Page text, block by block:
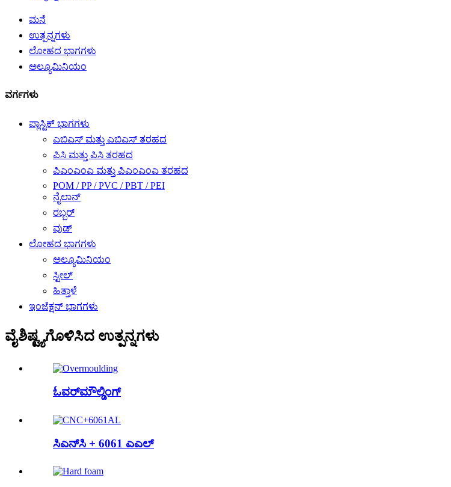
ಮನೆ
ಉತ್ಪನ್ನಗಳು
ಲೋಹದ ಭಾಗಗಳು
ಅಲ್ಯೂಮಿನಿಯಂ
ವರ್ಗಗಳು
ಪ್ಲಾಸ್ಟಿಕ್ ಭಾಗಗಳು
ಎಬಿಎಸ್ ಮತ್ತು ಎಬಿಎಸ್ ತರಹದ
ಪಿಸಿ ಮತ್ತು ಪಿಸಿ ತರಹದ
ಪಿಎಂಎಂಎ ಮತ್ತು ಪಿಎಂಎಂಎ ತರಹದ
POM / PP / PVC / PBT / PEI
ನೈಲಾನ್
ರಬ್ಬರ್
ವುಡ್
ಲೋಹದ ಭಾಗಗಳು
ಅಲ್ಯೂಮಿನಿಯಂ
ಸ್ಟೀಲ್
ಹಿತ್ತಾಳೆ
ಇಂಜೆಕ್ಷನ್ ಭಾಗಗಳು
ವೈಶಿಷ್ಟ್ಯಗೊಳಿಸಿದ ಉತ್ಪನ್ನಗಳು
ಓವರ್‌ಮೌಲ್ಡಿಂಗ್
ಸಿಎನ್‌ಸಿ + 6061 ಎಎಲ್